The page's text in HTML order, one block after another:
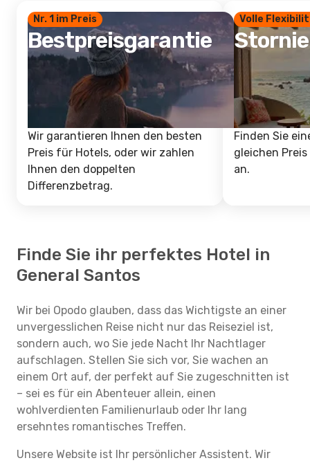
Nr. 1 im Preis
Bestpreisgarantie
Wir garantieren Ihnen den besten
Preis für Hotels, oder wir zahlen
Ihnen den doppelten
Differenzbetrag.
Volle
Finden Sie
gleichen
an.
Finde Sie ihr perfektes Hotel in
General Santos
Wir bei Opodo glauben, dass das Wichtigste an einer
unvergesslichen Reise nicht nur das Reiseziel ist,
sondern auch, wo Sie jede Nacht Ihr Nachtlager
aufschlagen. Stellen Sie sich vor, Sie wachen an
einem Ort auf, der perfekt auf Sie zugeschnitten ist
– sei es für ein Abenteuer allein, einen
wohlverdienten Familienurlaub oder Ihr lang
ersehntes romantisches Treffen.
Unsere Website ist Ihr persönlicher Assistent. Wir